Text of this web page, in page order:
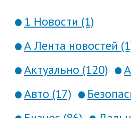
1 Новости (1)
А Лента новостей
Актуально (120)
Авто (17)